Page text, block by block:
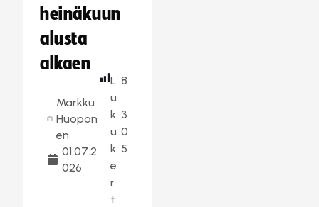
heinäkuun
alusta
alkaen
Markku
Huopon
en
01.07.2
026
L
u
k
u
k
e
r
t
8
3
0
5